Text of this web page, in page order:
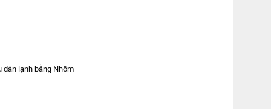
dàn lạnh bằng Nhôm